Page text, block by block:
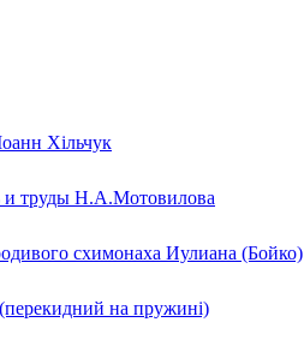
Хільчук
труды Н.А.Мотовилова
схимонаха Иулиана (Бойко)
на пружині)